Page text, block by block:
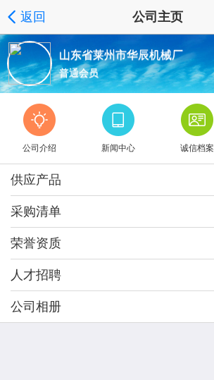
返回 公司主页
山东省莱州市华辰机械厂
普通会员
公司介绍 新闻中心 诚信档案
供应产品
采购清单
荣誉资质
人才招聘
公司相册